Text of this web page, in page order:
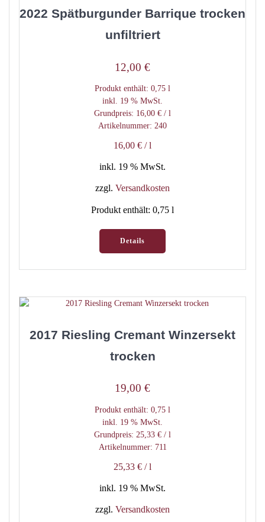
2022 Spätburgunder Barrique trocken
unfiltriert
12,00 €
Produkt enthält: 0,75 l
inkl. 19 % MwSt.
Grundpreis: 16,00 € / l
Artikelnummer: 240
16,00 € /l
inkl. 19 % MwSt.
zzgl. Versandkosten
Produkt enthält: 0,75 l
Details
2017 Riesling Cremant Winzersekt
trocken
19,00 €
Produkt enthält: 0,75 l
inkl. 19 % MwSt.
Grundpreis: 25,33 € / l
Artikelnummer: 711
25,33 € /l
inkl. 19 % MwSt.
zzgl. Versandkosten